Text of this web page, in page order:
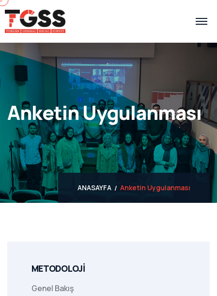
Anketin Uygulanması
ANASAYFA Anketin Uygulanması
METODOLOJİ
Genel Bakış